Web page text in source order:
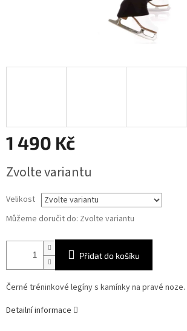
1 490 Kč
cena:
Zvolte variantu
Velikost
Můžeme doručit do: Zvolte variantu
Přidat do košíku
Černé tréninkové legíny s kamínky na pravé noze.
Detailní informace